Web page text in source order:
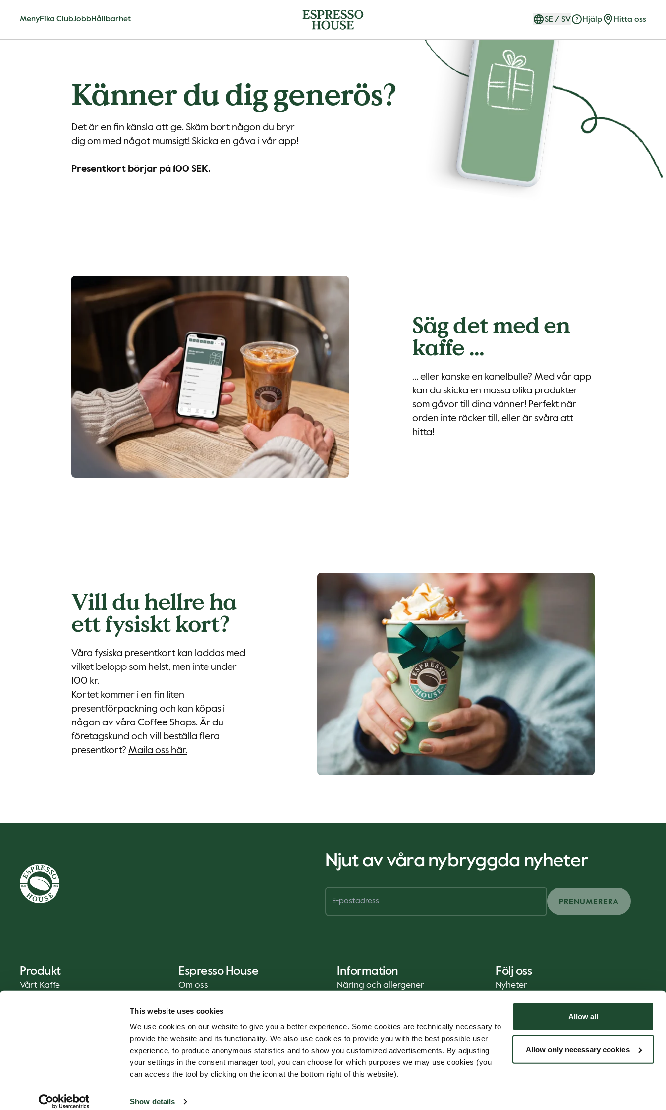
This website uses cookies
We use cookies on our website to give you a better experience. Some cookies are technically necessary to
provide the website and its functionality. We also use cookies to provide you with the best possible user
experience, to produce anonymous statistics and to show you customized advertisements. By adjusting
your settings in the consent manager tool, you can choose for which purposes we may use cookies (you
can access the tool by clicking on the icon at the bottom right of this website).
Show details
Allow all
Allow only necessary cookies
MenyFika ClubJobbHållbarhet SE /SV Hjälp Hitta oss
Känner du dig generös?
Det är en fin känsla att ge. Skäm bort någon du bryr
dig om med något mumsigt! Skicka en gåva i vår app!
Presentkort börjar på 100 SEK.
Säg det med en
kaffe …
… eller kanske en kanelbulle? Med vår app
kan du skicka en massa olika produkter
som gåvor till dina vänner! Perfekt när
orden inte räcker till, eller är svåra att
hitta!
Vill du hellre ha
ett fysiskt kort?
Våra fysiska presentkort kan laddas med
vilket belopp som helst, men inte under
100 kr.
Kortet kommer i en fin liten
presentförpackning och kan köpas i
någon av våra Coffee Shops. Är du
företagskund och vill beställa flera
presentkort? Maila oss här.
Njut av våra nybryggda nyheter
PRENUMERERA
Produkt
Vårt Kaffe
Espresso House
Om oss
Kontakt
Information
Näring och allergener
Hållbarhetsrapport (ENG)
Livsmedelssäkerhet
Användarvillkor - App
Whistleblowerservice
Följ oss
Nyheter